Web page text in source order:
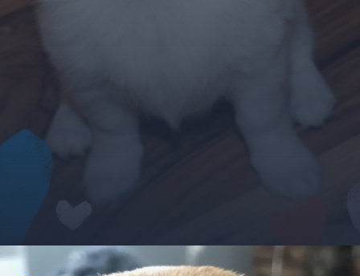
Đang mởhttps://ocopaz.vn/doge-meme-552